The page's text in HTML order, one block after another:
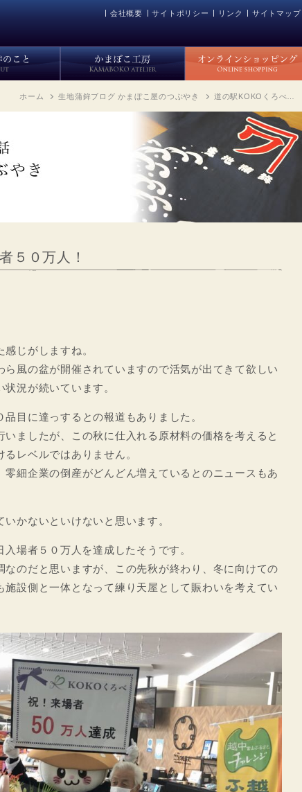
会社概要 サイトポリシー リンク サイトマップ
ホーム 生地蒲鉾ブログ かまぼこ屋のつぶやき 道の駅KOKOくろべ…
５０万人！
じがしますね。
風の盆が開催されていますので活気が出てきて欲しい
況が続いています。
目に達っするとの報道もありました。
ましたが、この秋に仕入れる原材料の価格を考えると
レベルではありません。
零細企業の倒産がどんどん増えているとのニュースもあ
かないといけないと思います。
場者５０万人を達成したそうです。
のだと思いますが、この先秋が終わり、冬に向けての
設側と一体となって練り天屋として賑わいを考えてい